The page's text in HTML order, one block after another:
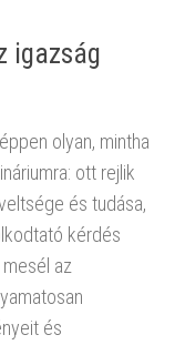
igazság
olyan, mintha
ott rejlik
és tudása,
kérdés
az
és